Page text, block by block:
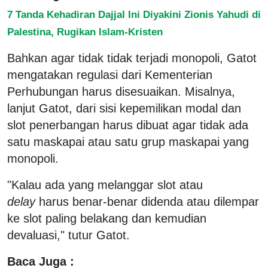
7 Tanda Kehadiran Dajjal Ini Diyakini Zionis Yahudi di
Palestina, Rugikan Islam-Kristen
Bahkan agar tidak tidak terjadi monopoli, Gatot
mengatakan regulasi dari Kementerian
Perhubungan harus disesuaikan. Misalnya,
lanjut Gatot, dari sisi kepemilikan modal dan
slot penerbangan harus dibuat agar tidak ada
satu maskapai atau satu grup maskapai yang
monopoli.
"Kalau ada yang melanggar slot atau
delayharus benar-benar didenda atau dilempar
ke slot paling belakang dan kemudian
devaluasi," tutur Gatot.
Baca Juga :